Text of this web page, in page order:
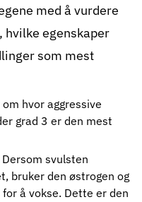
med å vurdere
hvilke egenskaper
som mest
om hvor aggressive
grad 3 er den mest
Dersom svulsten
bruker den østrogen og
å vokse. Dette er den